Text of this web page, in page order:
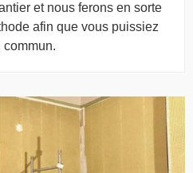
et nous ferons en sorte
afin que vous puissiez
commun.